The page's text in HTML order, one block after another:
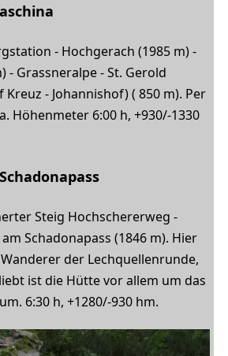
- Hochgerach (1985 m) -
- Grassneralpe - St. Gerold
- Johannishof) ( 850 m). Per
Höhenmeter 6:00 h, +930/-1330
Steig Hochschererweg -
Schadonapass (1846 m). Hier
der Lechquellenrunde,
ist die Hütte vor allem um das
6:30 h, +1280/-930 hm.